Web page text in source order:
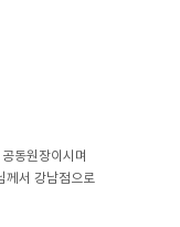
동원장이시며
께서 강남점으로